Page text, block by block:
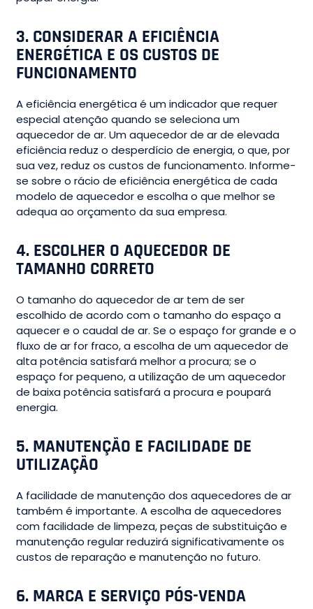
3. CONSIDERAR A EFICIÊNCIA
ENERGÉTICA E OS CUSTOS DE
FUNCIONAMENTO
A eficiência energética é um indicador que requer
especial atenção quando se seleciona um
aquecedor de ar. Um aquecedor de ar de elevada
eficiência reduz o desperdício de energia, o que, por
sua vez, reduz os custos de funcionamento. Informe-
se sobre o rácio de eficiência energética de cada
modelo de aquecedor e escolha o que melhor se
adequa ao orçamento da sua empresa.
4. ESCOLHER O AQUECEDOR DE
TAMANHO CORRETO
O tamanho do aquecedor de ar tem de ser
escolhido de acordo com o tamanho do espaço a
aquecer e o caudal de ar. Se o espaço for grande e o
fluxo de ar for fraco, a escolha de um aquecedor de
alta potência satisfará melhor a procura; se o
espaço for pequeno, a utilização de um aquecedor
de baixa potência satisfará a procura e poupará
energia.
5. MANUTENÇÃO E FACILIDADE DE
UTILIZAÇÃO
A facilidade de manutenção dos aquecedores de ar
também é importante. A escolha de aquecedores
com facilidade de limpeza, peças de substituição e
manutenção regular reduzirá significativamente os
custos de reparação e manutenção no futuro.
6. MARCA E SERVIÇO PÓS-VENDA